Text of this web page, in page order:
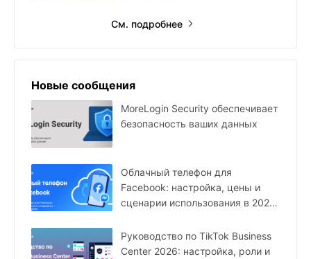
См. подробнее
Новые сообщения
MoreLogin Security обеспечивает
безопасность ваших данных
Облачный телефон для
Facebook: настройка, цены и
сценарии использования в 2026
Руководство по TikTok Business
Center 2026: настройка, роли и